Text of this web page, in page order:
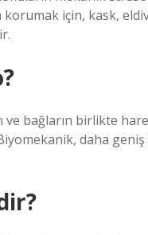
için, kask,
bağların birlikte
daha geniş